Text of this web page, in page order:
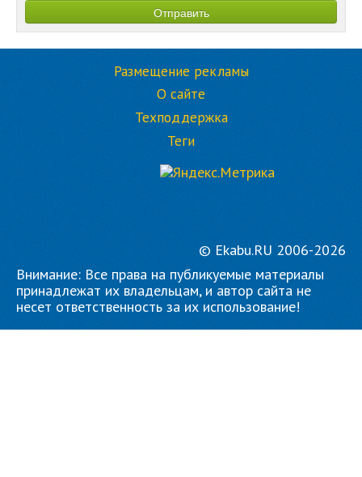
Размещение рекламы
О сайте
Техподдержка
Теги
© Ekabu.RU 2006-2026
Внимание: Все права на публикуемые материалы
принадлежат их владельцам, и автор сайта не
несет ответственность за их использование!